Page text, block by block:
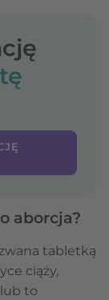
aborcja?
tabletką
ciąży,
lub to